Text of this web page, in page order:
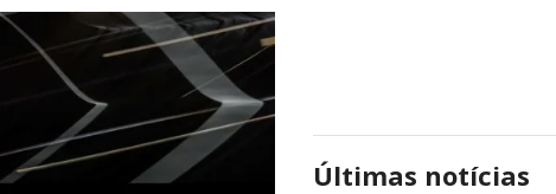
Últimas notícias